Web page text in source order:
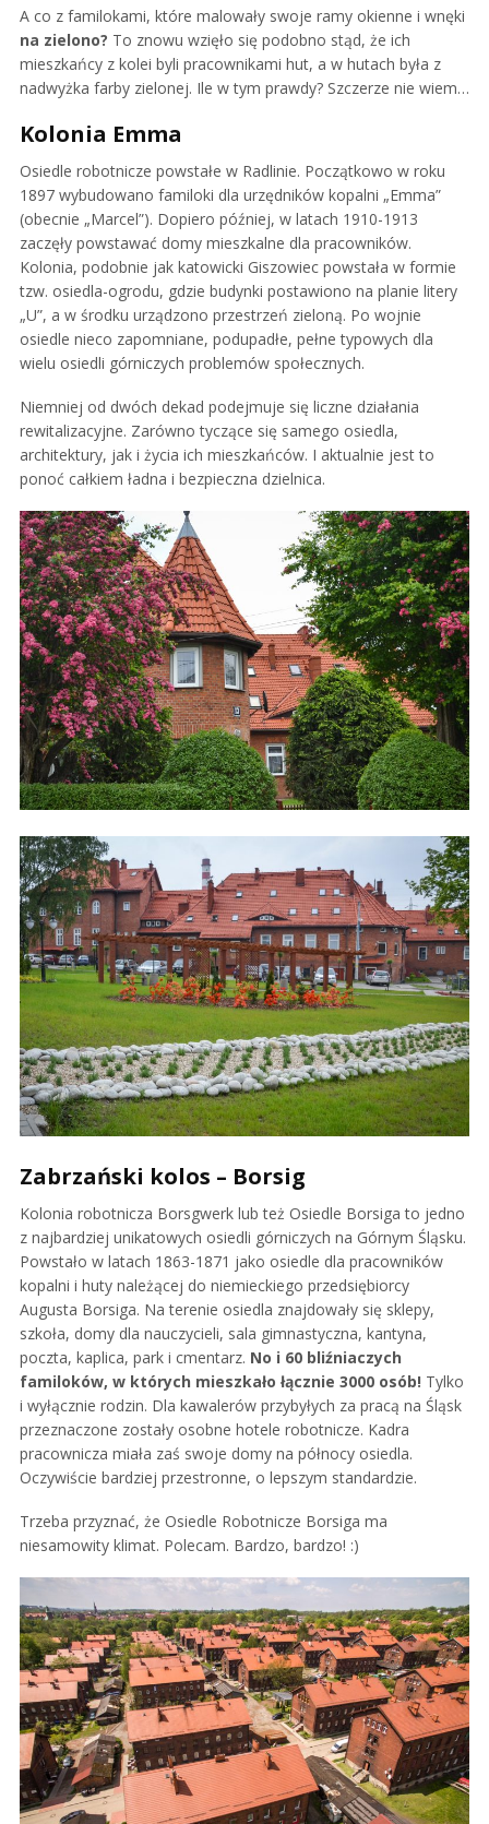
A co z familokami, które malowały swoje ramy okienne i wnęki
na zielono? To znowu wzięło się podobno stąd, że ich
mieszkańcy z kolei byli pracownikami hut, a w hutach była z
nadwyżka farby zielonej. Ile w tym prawdy? Szczerze nie wiem…
Kolonia Emma
Osiedle robotnicze powstałe w Radlinie. Początkowo w roku
1897 wybudowano familoki dla urzędników kopalni „Emma”
(obecnie „Marcel”). Dopiero później, w latach 1910-1913
zaczęły powstawać domy mieszkalne dla pracowników.
Kolonia, podobnie jak katowicki Giszowiec powstała w formie
tzw. osiedla-ogrodu, gdzie budynki postawiono na planie litery
„U”, a w środku urządzono przestrzeń zieloną. Po wojnie
osiedle nieco zapomniane, podupadłe, pełne typowych dla
wielu osiedli górniczych problemów społecznych.
Niemniej od dwóch dekad podejmuje się liczne działania
rewitalizacyjne. Zarówno tyczące się samego osiedla,
architektury, jak i życia ich mieszkańców. I aktualnie jest to
ponoć całkiem ładna i bezpieczna dzielnica.
Zabrzański kolos – Borsig
Kolonia robotnicza Borsgwerk lub też Osiedle Borsiga to jedno
z najbardziej unikatowych osiedli górniczych na Górnym Śląsku.
Powstało w latach 1863-1871 jako osiedle dla pracowników
kopalni i huty należącej do niemieckiego przedsiębiorcy
Augusta Borsiga. Na terenie osiedla znajdowały się sklepy,
szkoła, domy dla nauczycieli, sala gimnastyczna, kantyna,
poczta, kaplica, park i cmentarz. No i 60 bliźniaczych
familoków, w których mieszkało łącznie 3000 osób! Tylko
i wyłącznie rodzin. Dla kawalerów przybyłych za pracą na Śląsk
przeznaczone zostały osobne hotele robotnicze. Kadra
pracownicza miała zaś swoje domy na północy osiedla.
Oczywiście bardziej przestronne, o lepszym standardzie.
Trzeba przyznać, że Osiedle Robotnicze Borsiga ma
niesamowity klimat. Polecam. Bardzo, bardzo! :)